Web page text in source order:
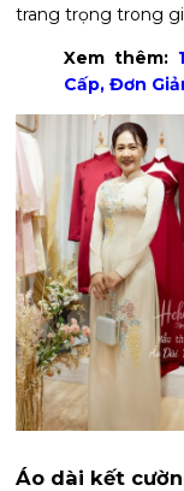
trang trọng trong
Xem thêm:
Cấp, Đơn
Áo dài kết